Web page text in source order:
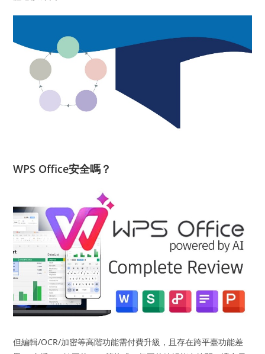
WPS Office安全嗎？
但編輯/OCR/加密等高階功能需付費升級，且存在跨平臺功能差